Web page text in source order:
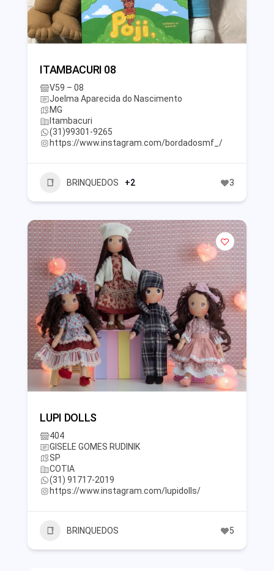
ITAMBACURI 08
V59 – 08
Joelma Aparecida do Nascimento
MG
Itambacuri
(31)99301-9265
https://www.instagram.com/bordadosmf_/
BRINQUEDOS +2 3
LUPI DOLLS
404
GISELE GOMES RUDINIK
SP
COTIA
(31) 91717-2019
https://www.instagram.com/lupidolls/
BRINQUEDOS 5